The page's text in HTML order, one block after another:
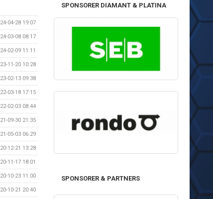
04-28 19:07
03-08 08:17
02-09 11:11
11-20 10:28
02-13 09:38
03-18 17:15
02-03 08:44
09-30 21:35
05-03 06:29
12-21 13:28
11-17 18:01
10-23 11:00
10-21 20:40
SPONSORER DIAMANT & PLATINA
SPONSORER & PARTNERS